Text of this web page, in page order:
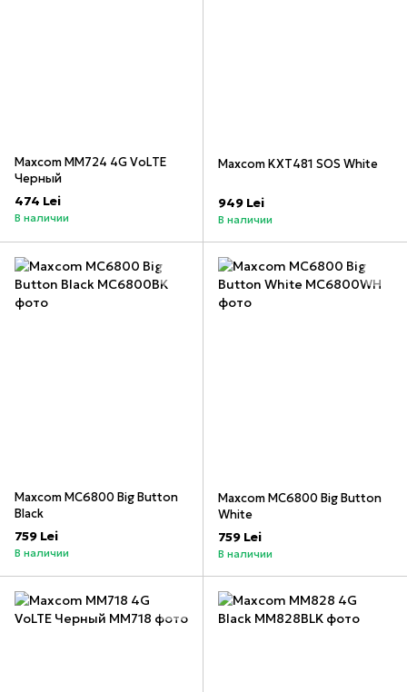
Maxcom MM724 4G VoLTE
Черный
474 Lei
В наличии
Maxcom KXT481 SOS White
949 Lei
В наличии
Maxcom MC6800 Big Button
Black
759 Lei
В наличии
Maxcom MC6800 Big Button
White
759 Lei
В наличии